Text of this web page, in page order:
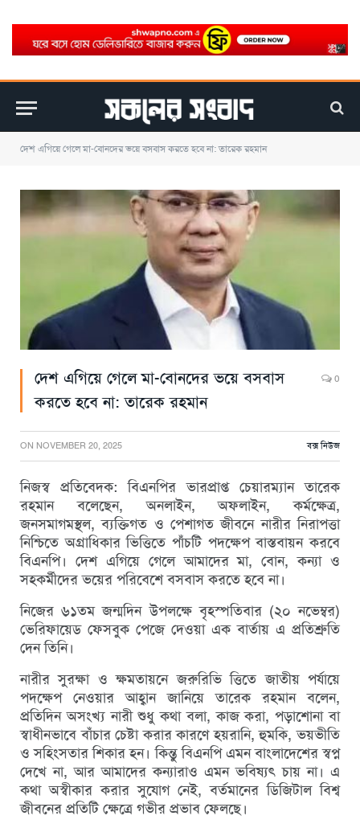
দেশ এগিয়ে গেলে মা-বোনদের ভয়ে বসবাস করতে হবে না: তারেক রহমান
দেশ এগিয়ে গেলে মা-বোনদের ভয়ে বসবাস
করতে হবে না: তারেক রহমান
0
ON NOVEMBER 20, 2025 বক্স নিউজ
নিজস্ব প্রতিবেদক: বিএনপির ভারপ্রাপ্ত চেয়ারম্যান তারেক
রহমান বলেছেন, অনলাইন, অফলাইন, কর্মক্ষেত্র,
জনসমাগমস্থল, ব্যক্তিগত ও পেশাগত জীবনে নারীর নিরাপত্তা
নিশ্চিতে অগ্রাধিকার ভিত্তিতে পাঁচটি পদক্ষেপ বাস্তবায়ন করবে
বিএনপি। দেশ এগিয়ে গেলে আমাদের মা, বোন, কন্যা ও
সহকর্মীদের ভয়ের পরিবেশে বসবাস করতে হবে না।
নিজের ৬১তম জন্মদিন উপলক্ষে বৃহস্পতিবার (২০ নভেম্বর)
ভেরিফায়েড ফেসবুক পেজে দেওয়া এক বার্তায় এ প্রতিশ্রুতি
দেন তিনি।
নারীর সুরক্ষা ও ক্ষমতায়নে জরুরিভি ত্তিতে জাতীয় পর্যায়ে
পদক্ষেপ নেওয়ার আহ্বান জানিয়ে তারেক রহমান বলেন,
প্রতিদিন অসংখ্য নারী শুধু কথা বলা, কাজ করা, পড়াশোনা বা
স্বাধীনভাবে বাঁচার চেষ্টা করার কারণে হয়রানি, হুমকি, ভয়ভীতি
ও সহিংসতার শিকার হন। কিন্তু বিএনপি এমন বাংলাদেশের স্বপ্ন
দেখে না, আর আমাদের কন্যারাও এমন ভবিষ্যৎ চায় না। এ
কথা অস্বীকার করার সুযোগ নেই, বর্তমানের ডিজিটাল বিশ্ব
জীবনের প্রতিটি ক্ষেত্রে গভীর প্রভাব ফেলছে।